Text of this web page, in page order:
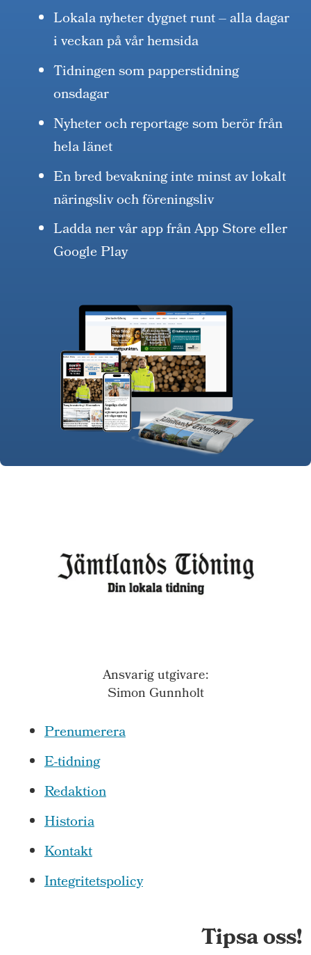
Lokala nyheter dygnet runt – alla dagar
i veckan på vår hemsida
Tidningen som papperstidning
onsdagar
Nyheter och reportage som berör från
hela länet
En bred bevakning inte minst av lokalt
näringsliv och föreningsliv
Ladda ner vår app från App Store eller
Google Play
Ansvarig utgivare:
Simon Gunnholt
Prenumerera
E-tidning
Redaktion
Historia
Kontakt
Integritetspolicy
Tipsa oss!